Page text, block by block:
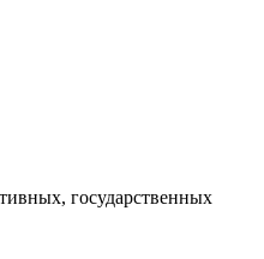
государственных